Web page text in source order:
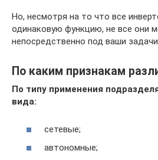
Но, несмотря на то что все
одинаковую функцию, не все они
непосредственно под ваши
По каким признакам
По типу применения
вида:
сетевые;
автономные;